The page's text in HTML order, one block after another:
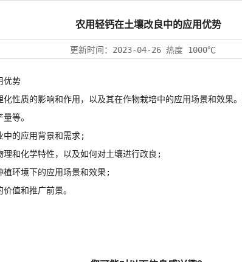
农用轻钙在土壤改良中的应用优势
更新时间： 2023-04-26 热度 1000℃
优势
化性质的影响和作用，以及其在作物栽培中的应用场景和效果
等。
中的应用背景和需求;
和化学特性，以及如何对土壤进行改良;
环境下的应用场景和效果;
价值和推广前景。